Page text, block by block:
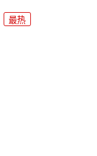
最热